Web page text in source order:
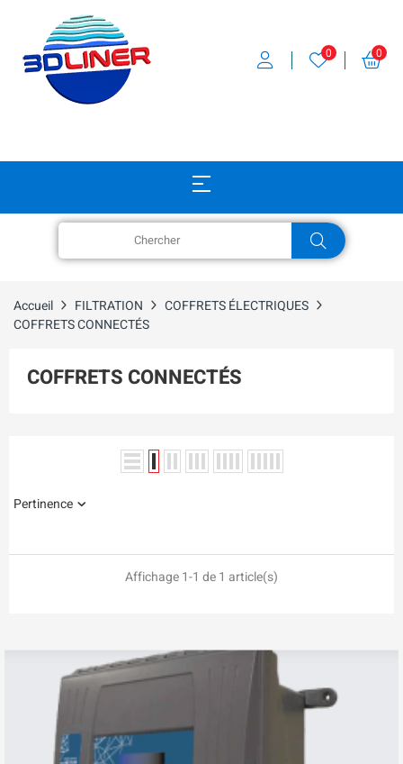
0 0
Accueil FILTRATION
COFFRETS ÉLECTRIQUES
COFFRETS CONNECTÉS
COFFRETS CONNECTÉS
Pertinence
Affichage 1-1 de 1 article(s)